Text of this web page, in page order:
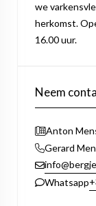
we
herkomst.
16.00 uur.
Neem
Anton
Gerard
Whatsapp